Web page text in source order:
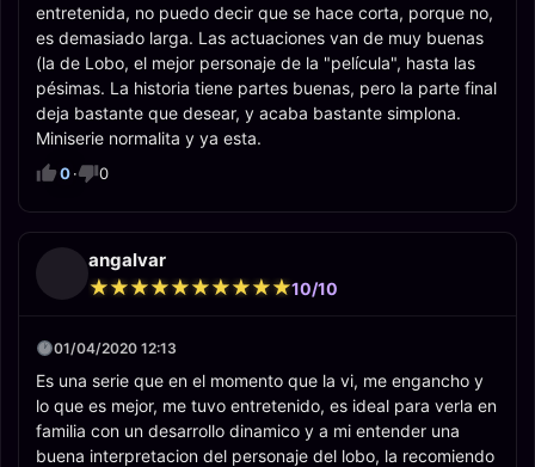
entretenida, no puedo decir que se hace corta, porque no,
es demasiado larga. Las actuaciones van de muy buenas
(la de Lobo, el mejor personaje de la "película", hasta las
pésimas. La historia tiene partes buenas, pero la parte final
deja bastante que desear, y acaba bastante simplona.
Miniserie normalita y ya esta.
0· 0
angalvar
★
★★
★★
★★
★★
★★
★★
★★
★★
★★
★10/10
01/04/2020 12:13
Es una serie que en el momento que la vi, me engancho y
lo que es mejor, me tuvo entretenido, es ideal para verla en
familia con un desarrollo dinamico y a mi entender una
buena interpretacion del personaje del lobo, la recomiendo